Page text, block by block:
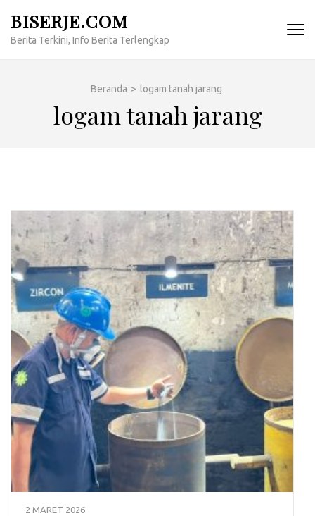
konten
BISERJE.COM
Berita Terkini, Info Berita Terlengkap
Beranda > logam tanah jarang
logam tanah jarang
2 MARET 2026